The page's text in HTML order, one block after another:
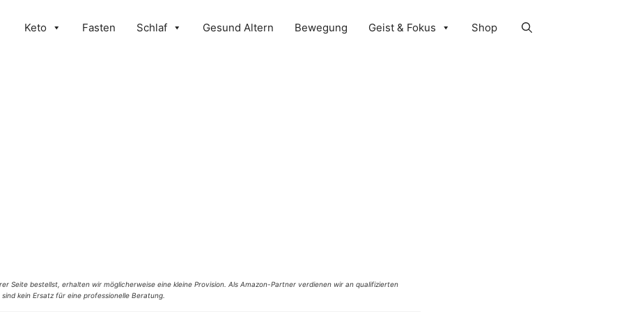
Keto Fasten Schlaf Gesund Altern Bewegung Geist & Fokus Shop
Seite bestellst, erhalten wir möglicherweise eine kleine Provision. Als Amazon-Partner verdienen wir an qualifizierten
kein Ersatz für eine professionelle Beratung.